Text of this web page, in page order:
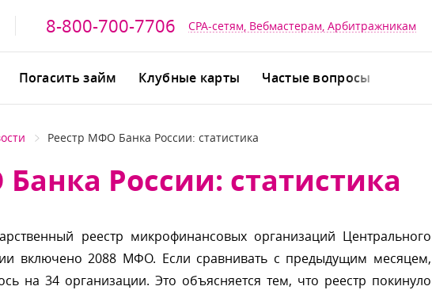
8-800-700-7706 CPA-сетям, Вебмастерам, Арбитражникам
Погасить займ Клубные карты Частые вопросы
Реестр МФО Банка России: статистика
России: статистика
реестр микрофинансовых организаций Центрального
включено 2088 МФО. Если сравнивать с предыдущим месяцем,
на 34 организации. Это объясняется тем, что реестр покинуло